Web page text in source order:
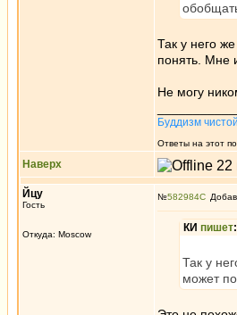
Так у него
понять. Мне
Не могу
Буддизм
Ответы на этот
Наверх
Йцу
Гость
Откуда: Moscow
№582984
КИ пишет:
Так у
может